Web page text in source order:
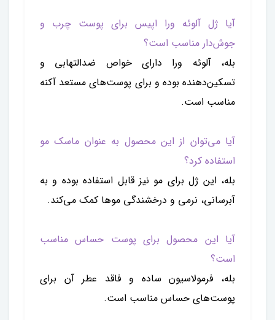
آیا ژل آلوئه ورا اپیس برای پوست چرب و
جوش‌دار مناسب است؟
بله، آلوئه ورا دارای خواص ضدالتهابی و
تسکین‌دهنده بوده و برای پوست‌های مستعد آکنه
مناسب است.
آیا می‌توان از این محصول به عنوان ماسک مو
استفاده کرد؟
بله، این ژل برای مو نیز قابل استفاده بوده و به
آبرسانی، نرمی و درخشندگی موها کمک می‌کند.
آیا این محصول برای پوست حساس مناسب
است؟
بله، فرمولاسیون ساده و فاقد عطر آن برای
پوست‌های حساس مناسب است.